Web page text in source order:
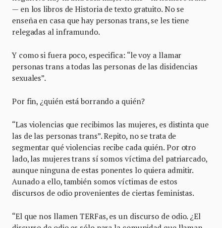
— en los libros de Historia de texto gratuito. No se
enseña en casa que hay personas trans, se les tiene
relegadas al inframundo.
Y como si fuera poco, especifica: “le voy a llamar
personas trans a todas las personas de las disidencias
sexuales”.
Por fin, ¿quién está borrando a quién?
“Las violencias que recibimos las mujeres, es distinta que
las de las personas trans”. Repito, no se trata de
segmentar qué violencias recibe cada quién. Por otro
lado, las mujeres trans sí somos víctima del patriarcado,
aunque ninguna de estas ponentes lo quiera admitir.
Aunado a ello, también somos víctimas de estos
discursos de odio provenientes de ciertas feministas.
“El que nos llamen TERFas, es un discurso de odio. ¿El